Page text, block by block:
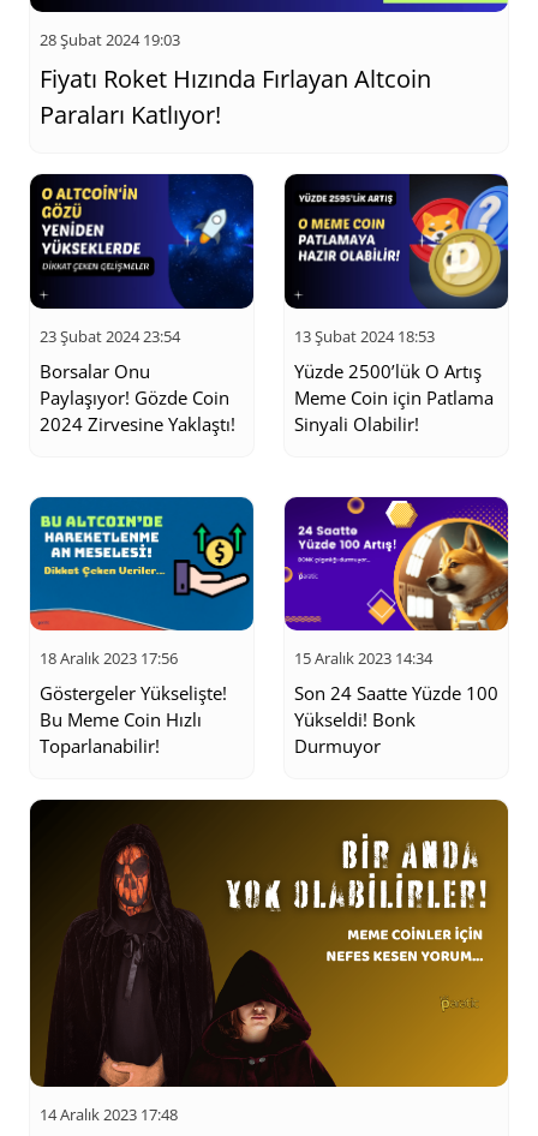
28 Şubat 2024 19:03
Fiyatı Roket Hızında Fırlayan Altcoin
Paraları Katlıyor!
23 Şubat 2024 23:54
Borsalar Onu
Paylaşıyor! Gözde Coin
2024 Zirvesine Yaklaştı!
13 Şubat 2024 18:53
Yüzde 2500’lük O Artış
Meme Coin için Patlama
Sinyali Olabilir!
18 Aralık 2023 17:56
Göstergeler Yükselişte!
Bu Meme Coin Hızlı
Toparlanabilir!
15 Aralık 2023 14:34
Son 24 Saatte Yüzde 100
Yükseldi! Bonk
Durmuyor
14 Aralık 2023 17:48